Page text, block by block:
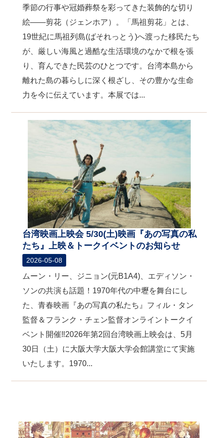
季節の行事や冠婚葬祭を彩ってきた装飾的な切り
絵――剪花（ジェンホア）。「馬祖剪花」とは、
19世紀に馬祖列島(ばそれっとう)へ渡った移民たち
が、厳しい海風と過酷な生活環境のなかで根を張
り、育んできた民芸のひとつです。台湾本島から
離れた島の暮らしに深く根ざし、その豊かな生命
力を今に伝えています。本展では...
台湾映画上映会 5/30(土)映画『あの写真の私
たち』上映＆トークイベントのお知らせ
2026-05-08
ムーン・リー、ジニョン(元B1A4)、エディソン・
ソンの共演も話題！1970年代の中壢を舞台にし
た、青春映画『あの写真の私たち』フィル・タン
監督＆フランク・チェン監督オンライントークイ
ベント開催‼2026年第2回台湾映画上映会は、5月
30日（土）に大阪大学大阪大学会館講堂にて実施
いたします。1970...